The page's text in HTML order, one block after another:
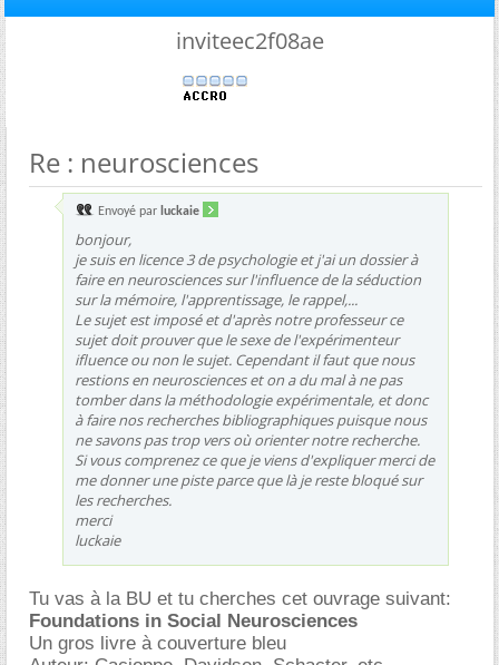
inviteec2f08ae
Re : neurosciences
Envoyé par luckaie
bonjour,
je suis en licence 3 de psychologie et j'ai un dossier à
faire en neurosciences sur l'influence de la séduction
sur la mémoire, l'apprentissage, le rappel,...
Le sujet est imposé et d'après notre professeur ce
sujet doit prouver que le sexe de l'expérimenteur
ifluence ou non le sujet. Cependant il faut que nous
restions en neurosciences et on a du mal à ne pas
tomber dans la méthodologie expérimentale, et donc
à faire nos recherches bibliographiques puisque nous
ne savons pas trop vers où orienter notre recherche.
Si vous comprenez ce que je viens d'expliquer merci de
me donner une piste parce que là je reste bloqué sur
les recherches.
merci
luckaie
Tu vas à la BU et tu cherches cet ouvrage suivant:
Foundations in Social Neurosciences
Un gros livre à couverture bleu